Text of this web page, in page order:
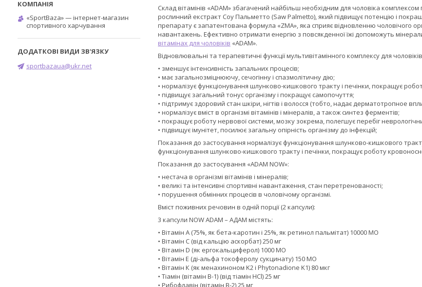
Склад вітамінів «ADAM» збагачений найбільш необхідним для чоловіка
рослинний екстракт Соу Пальметто (Saw Palmetto), який підвищує потенцію і
препарату є запатентована формула «ZMA», яка сприяє відновленню чоловічого
навантажень. Ефективно отримати енергію з повсякденної їжі допоможуть
вітамінах для чоловіків «ADAM».
Відновлювальні та терапевтичні функції мультивітамінного комплексу для
• зменшує інтенсивність запальних процесів;
• має загальнозміцнюючу, сечогінну і спазмолітичну дію;
• нормалізує функціонування шлунково-кишкового тракту і печінки, покращує
• підвищує загальний тонус організму і покращує самопочуття;
• підтримує здоровий стан шкіри, нігтів і волосся (тобто, надає дерматотропное
• нормалізує вміст в організмі вітамінів і мінералів, а також синтез ферментів;
• покращує роботу нервової системи, мозку зокрема, полегшує перебіг
• підвищує імунітет, посилює загальну опірність організму до інфекцій;
Показання до застосування нормалізує функціонування шлунково-кишкового
функціонування шлунково-кишкового тракту і печінки, покращує роботу
Показання до застосування «ADAM NOW»:
• нестача в організмі вітамінів і мінералів;
• великі та інтенсивні спортивні навантаження, стан перетренованості;
• порушення обмінних процесів в чоловічому організмі.
Вміст поживних речовин в одній порції (2 капсули):
3 капсули NOW ADAM – АДАМ містять:
• Вітамін А (75%, як бета-каротин і 25%, як ретинол пальмітат) 10000 МО
• Вітамін С (від кальцію аскорбат) 250 мг
• Вітамін D (як ергокальциферол) 1000 МО
• Вітамін Е (ді-альфа токоферолу сукцинату) 150 МО
• Вітамін К (як менахиноном K2 і Phytonadione K1) 80 мкг
• Тіамін (вітамін B-1) (від тіамін HCl) 25 мг
• Рибофлавін (вітамін B-2) 25 мг
«SportBaza» — інтернет-магазин
спортивного харчування
sportbazaua@ukr.net